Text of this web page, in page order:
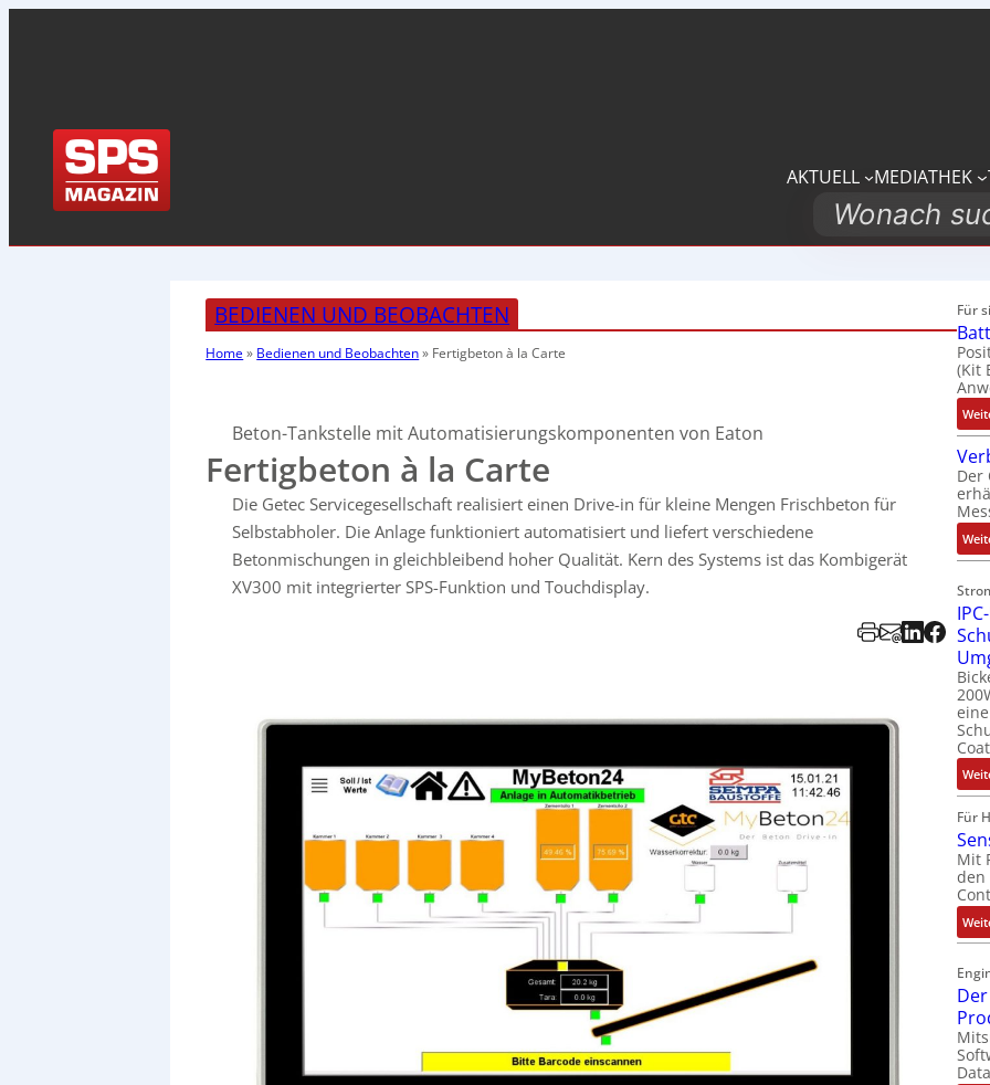
AKTUELL MEDIATHEK
Search
BEDIENEN UND BEOBACHTEN
Home» Bedienen und Beobachten» Fertigbeton à la Carte
Beton-Tankstelle mit Automatisierungskomponenten von Eaton
Fertigbeton à la Carte
Die Getec Servicegesellschaft realisiert einen Drive-in für kleine Mengen Frischbeton für
Selbstabholer. Die Anlage funktioniert automatisiert und liefert verschiedene
Betonmischungen in gleichbleibend hoher Qualität. Kern des Systems ist das Kombigerät
XV300 mit integrierter SPS-Funktion und Touchdisplay.
Für
(Kit
Der
Für
Mit
den